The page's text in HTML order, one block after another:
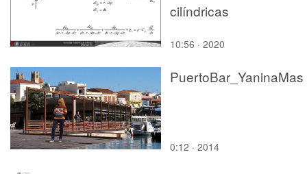
cilíndricas
10:56 · 2020
PuertoBar_YaninaMas
0:12 · 2014